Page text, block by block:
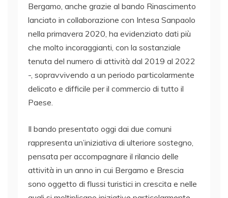
Bergamo, anche grazie al bando Rinascimento
lanciato in collaborazione con Intesa Sanpaolo
nella primavera 2020, ha evidenziato dati più
che molto incoraggianti, con la sostanziale
tenuta del numero di attività dal 2019 al 2022
-, sopravvivendo a un periodo particolarmente
delicato e difficile per il commercio di tutto il
Paese.
Il bando presentato oggi dai due comuni
rappresenta un’iniziativa di ulteriore sostegno,
pensata per accompagnare il rilancio delle
attività in un anno in cui Bergamo e Brescia
sono oggetto di flussi turistici in crescita e nelle